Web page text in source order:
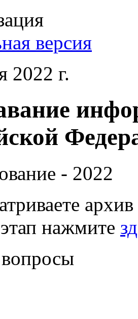
версия
2022 г.
- 2022
нажмите